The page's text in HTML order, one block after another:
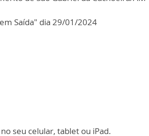
Saída" dia 29/01/2024
seu celular, tablet ou iPad.